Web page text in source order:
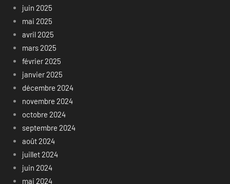
juin 2025
mai 2025
avril 2025
mars 2025
février 2025
janvier 2025
décembre 2024
novembre 2024
octobre 2024
septembre 2024
août 2024
juillet 2024
juin 2024
mai 2024